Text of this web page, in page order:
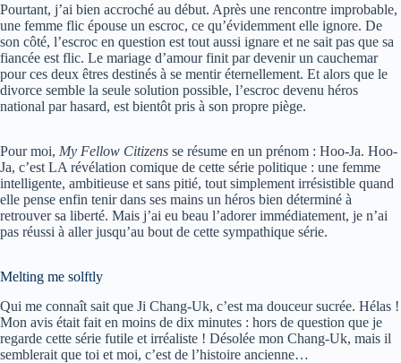
Pourtant, j’ai bien accroché au début. Après une rencontre improbable,
une femme flic épouse un escroc, ce qu’évidemment elle ignore. De
son côté, l’escroc en question est tout aussi ignare et ne sait pas que sa
fiancée est flic. Le mariage d’amour finit par devenir un cauchemar
pour ces deux êtres destinés à se mentir éternellement. Et alors que le
divorce semble la seule solution possible, l’escroc devenu héros
national par hasard, est bientôt pris à son propre piège.
Pour moi, My Fellow Citizens se résume en un prénom : Hoo-Ja. Hoo-
Ja, c’est LA révélation comique de cette série politique : une femme
intelligente, ambitieuse et sans pitié, tout simplement irrésistible quand
elle pense enfin tenir dans ses mains un héros bien déterminé à
retrouver sa liberté. Mais j’ai eu beau l’adorer immédiatement, je n’ai
pas réussi à aller jusqu’au bout de cette sympathique série.
Melting me solftly
Qui me connaît sait que Ji Chang-Uk, c’est ma douceur sucrée. Hélas !
Mon avis était fait en moins de dix minutes : hors de question que je
regarde cette série futile et irréaliste ! Désolée mon Chang-Uk, mais il
semblerait que toi et moi, c’est de l’histoire ancienne…